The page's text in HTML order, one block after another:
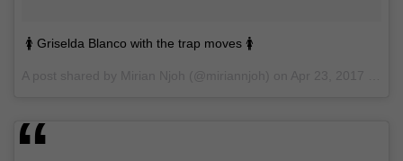
🚺 Griselda Blanco with the trap moves 🚺